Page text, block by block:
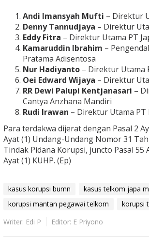
Andi Imansyah Mufti – Direktur
Denny Tannudjaya – Direktur
Eddy Fitra – Direktur Utama PT
Kamaruddin Ibrahim –
Pratama Adisentosa
Nur Hadiyanto – Direktur Utama
Oei Edward Wijaya – Direktur
RR Dewi Palupi Kentjanasari –
Cantya Anzhana Mandiri
Rudi Irawan – Direktur Utama PT
Para terdakwa dijerat dengan Pasal 2
Ayat (1) Undang-Undang Nomor 31
Tindak Pidana Korupsi, juncto Pasal 55
Ayat (1) KUHP. (Ep)
kasus korupsi bumn kasus telkom japa
korupsi mantan pegawai telkom
korupsi
Writer: Edi P
Editor: E Priyono